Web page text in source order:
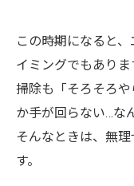
この時期になると
イミングでもありま
掃除も「そろそろ
か手が回らない…な
そんなときは、無
す。